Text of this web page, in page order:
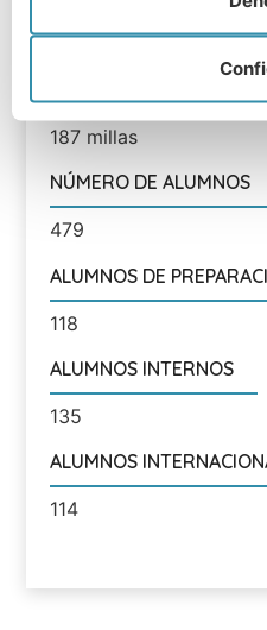
Birmingham - 75
Liverpool 50 millas
187 millas
NÚMERO DE ALUMNOS
479
ALUMNOS DE
118
ALUMNOS INTERNOS
135
ALUMNOS
114